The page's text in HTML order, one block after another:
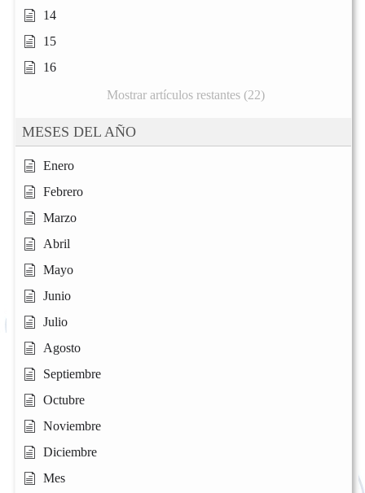
14
15
16
Mostrar artículos restantes (22)
MESES DEL AÑO
Enero
Febrero
Marzo
Abril
Mayo
Junio
Julio
Agosto
Septiembre
Octubre
Noviembre
Diciembre
Mes